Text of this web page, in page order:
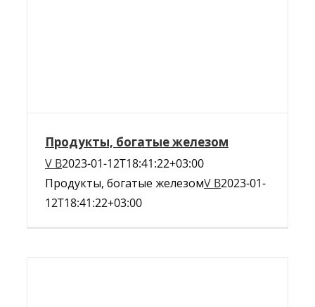
Продукты, богатые железом
V B2023-01-12T18:41:22+03:00
Продукты, богатые железомV B2023-01-
12T18:41:22+03:00